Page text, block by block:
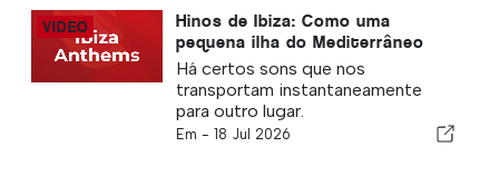
Hinos de Ibiza: Como uma
pequena ilha do Mediterrâneo
ensinou o mundo a divertir-se
Há certos sons que nos
transportam instantaneamente
para outro lugar.
Em - 18 Jul 2026